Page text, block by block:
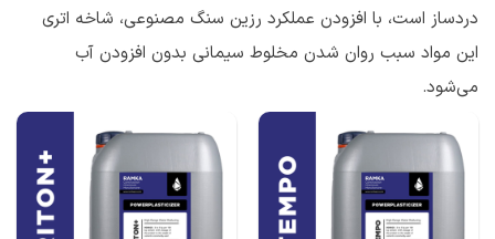
دردساز است، با افزودن عملکرد رزین سنگ مصنوعی، شاخه اتری
این مواد سبب روان شدن مخلوط سیمانی بدون افزودن آب
می‌شود.